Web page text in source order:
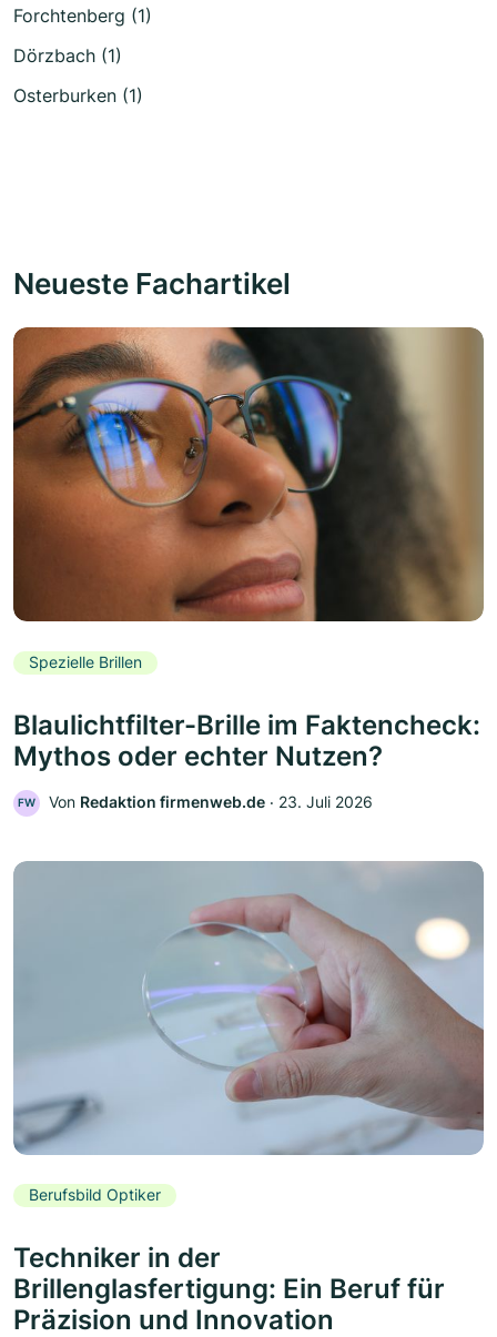
Forchtenberg (1)
Dörzbach (1)
Osterburken (1)
Neueste Fachartikel
Spezielle Brillen
Blaulichtfilter-Brille im Faktencheck:
Mythos oder echter Nutzen?
FW Von Redaktion firmenweb.de ‧ 23. Juli 2026
Berufsbild Optiker
Techniker in der
Brillenglasfertigung: Ein Beruf für
Präzision und Innovation